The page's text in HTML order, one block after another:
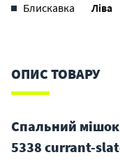
Блискавка
Ліва
ОПИС ТОВАРУ
Спальний мішок
5338 currant-